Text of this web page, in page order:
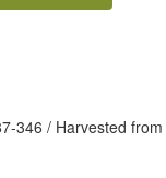
346 / Harvested from